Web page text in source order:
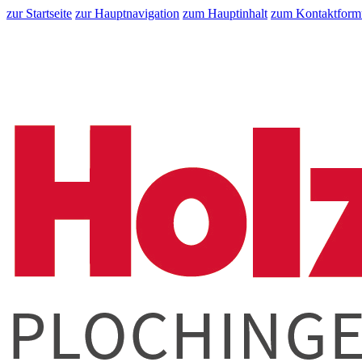
zur Startseite zur Hauptnavigation zum Hauptinhalt zum